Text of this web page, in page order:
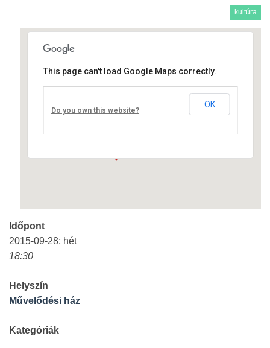
kultúra
Művelődési ház
Fő út 8 - Nagyréde
This page can't load Google Maps correctly.
Do you own this website?
OK
Időpont
2015-09-28; hét
18:30
Helyszín
Művelődési ház
Kategóriák